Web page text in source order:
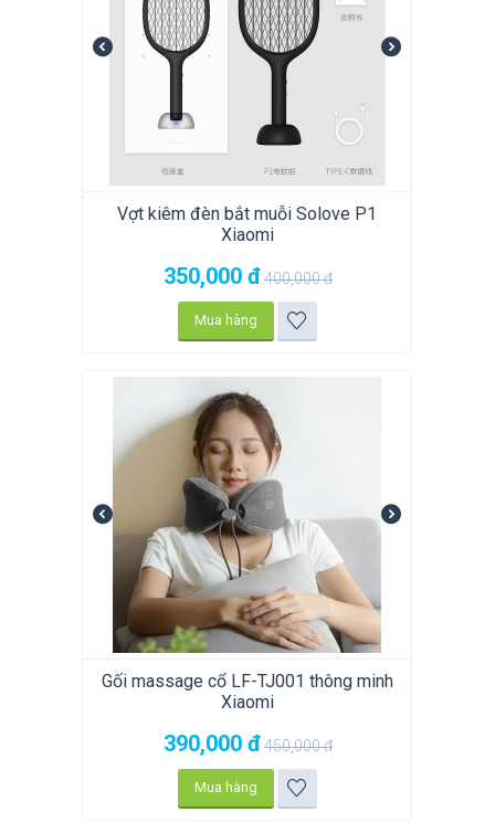
Vợt kiêm đèn bắt muỗi Solove P1
Xiaomi
350,000 đ400,000đ
Mua hàng
Gối massage cổ LF-TJ001 thông minh
Xiaomi
390,000 đ450,000đ
Mua hàng